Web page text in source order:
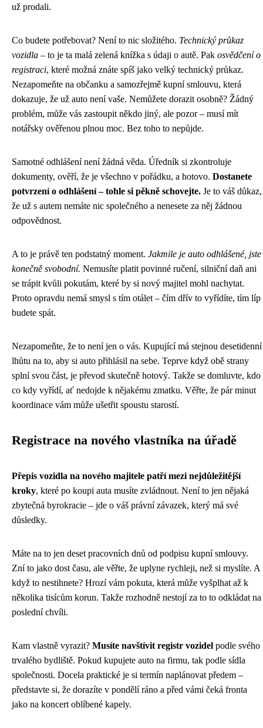
už prodali.
Co budete potřebovat? Není to nic složitého. Technický průkaz
vozidla – to je ta malá zelená knížka s údaji o autě. Pak osvědčení o
registraci, které možná znáte spíš jako velký technický průkaz.
Nezapomeňte na občanku a samozřejmě kupní smlouvu, která
dokazuje, že už auto není vaše. Nemůžete dorazit osobně? Žádný
problém, může vás zastoupit někdo jiný, ale pozor – musí mít
notářsky ověřenou plnou moc. Bez toho to nepůjde.
Samotné odhlášení není žádná věda. Úředník si zkontroluje
dokumenty, ověří, že je všechno v pořádku, a hotovo. Dostanete
potvrzení o odhlášení – tohle si pěkně schovejte. Je to váš důkaz,
že už s autem nemáte nic společného a nenesete za něj žádnou
odpovědnost.
A to je právě ten podstatný moment. Jakmile je auto odhlášené, jste
konečně svobodní. Nemusíte platit povinné ručení, silniční daň ani
se trápit kvůli pokutám, které by si nový majitel mohl nachytat.
Proto opravdu nemá smysl s tím otálet – čím dřív to vyřídíte, tím líp
budete spát.
Nezapomeňte, že to není jen o vás. Kupující má stejnou desetidenní
lhůtu na to, aby si auto přihlásil na sebe. Teprve když obě strany
splní svou část, je převod skutečně hotový. Takže se domluvte, kdo
co kdy vyřídí, ať nedojde k nějakému zmatku. Věřte, že pár minut
koordinace vám může ušetřit spoustu starostí.
Registrace na nového vlastníka na úřadě
Přepis vozidla na nového majitele patří mezi nejdůležitější
kroky, které po koupi auta musíte zvládnout. Není to jen nějaká
zbytečná byrokracie – jde o váš právní závazek, který má své
důsledky.
Máte na to jen deset pracovních dnů od podpisu kupní smlouvy.
Zní to jako dost času, ale věřte, že uplyne rychleji, než si myslíte. A
když to nestihnete? Hrozí vám pokuta, která může vyšplhat až k
několika tisícům korun. Takže rozhodně nestojí za to to odkládat na
poslední chvíli.
Kam vlastně vyrazit? Musíte navštívit registr vozidel podle svého
trvalého bydliště. Pokud kupujete auto na firmu, tak podle sídla
společnosti. Docela praktické je si termín naplánovat předem –
představte si, že dorazíte v pondělí ráno a před vámi čeká fronta
jako na koncert oblíbené kapely.